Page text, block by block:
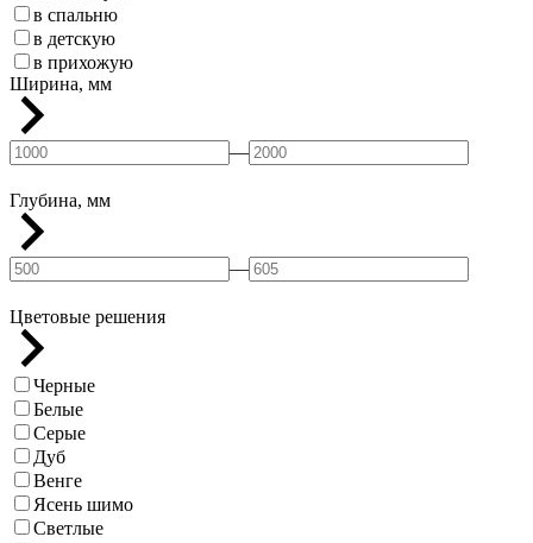
в спальню
в детскую
в прихожую
Ширина, мм
—
Глубина, мм
—
Цветовые решения
Черные
Белые
Серые
Дуб
Венге
Ясень шимо
Светлые